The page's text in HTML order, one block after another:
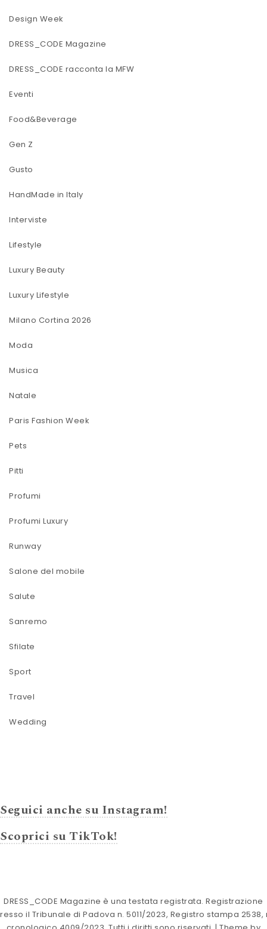
Design Week
DRESS_CODE Magazine
DRESS_CODE racconta la MFW
Eventi
Food&Beverage
Gen Z
Gusto
HandMade in Italy
Interviste
Lifestyle
Luxury Beauty
Luxury Lifestyle
Milano Cortina 2026
Moda
Musica
Natale
Paris Fashion Week
Pets
Pitti
Profumi
Profumi Luxury
Runway
Salone del mobile
Salute
Sanremo
Sfilate
Sport
Travel
Wedding
Seguici anche su Instagram!
Scoprici su TikTok!
DRESS_CODE Magazine è una testata registrata. Registrazione
il Tribunale di Padova n. 5011/2023, Registro stampa 2538,